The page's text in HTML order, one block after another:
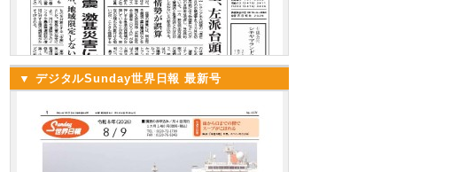
▼ デジタルSunday世界日報 最新号